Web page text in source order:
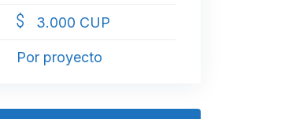
3.000 CUP
Por proyecto